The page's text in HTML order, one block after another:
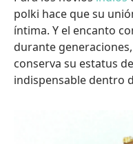
polki hace que su
íntima. Y el encanto
durante
conserva su estatus
indispensable dentro